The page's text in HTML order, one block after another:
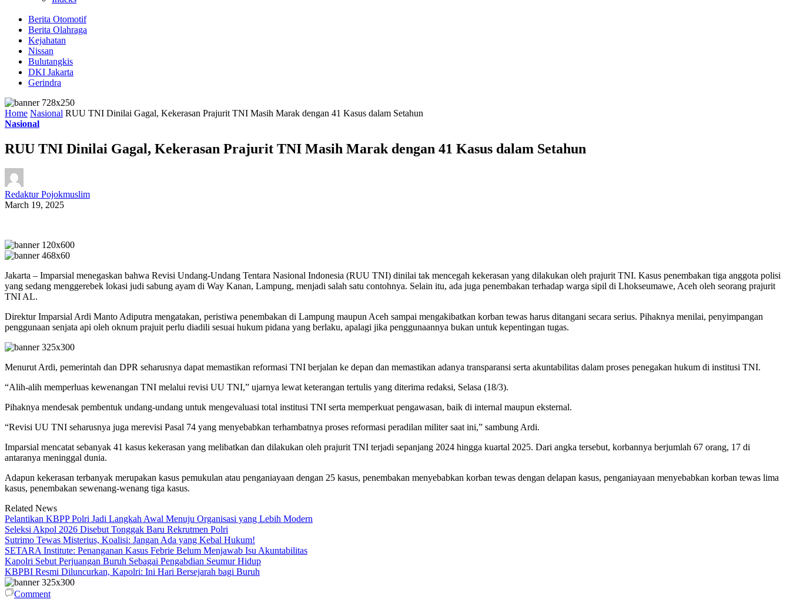
Berita Otomotif
Berita Olahraga
Kejahatan
Nissan
Bulutangkis
DKI Jakarta
Gerindra
Home Nasional RUU TNI Dinilai Gagal, Kekerasan Prajurit TNI Masih Marak dengan 41 Kasus dalam Setahun
Nasional
RUU TNI Dinilai Gagal, Kekerasan Prajurit TNI Masih Marak dengan 41 Kasus dalam Setahun
Redaktur Pojokmuslim
March 19, 2025
Jakarta – Imparsial menegaskan bahwa Revisi Undang-Undang Tentara Nasional Indonesia (RUU TNI) dinilai tak mencegah kekerasan yang dilakukan oleh prajurit TNI. Kasus penembakan tiga anggota polisi
yang sedang menggerebek lokasi judi sabung ayam di Way Kanan, Lampung, menjadi salah satu contohnya. Selain itu, ada juga penembakan terhadap warga sipil di Lhokseumawe, Aceh oleh seorang prajurit
TNI AL.
Direktur Imparsial Ardi Manto Adiputra mengatakan, peristiwa penembakan di Lampung maupun Aceh sampai mengakibatkan korban tewas harus ditangani secara serius. Pihaknya menilai, penyimpangan
penggunaan senjata api oleh oknum prajuit perlu diadili sesuai hukum pidana yang berlaku, apalagi jika penggunaannya bukan untuk kepentingan tugas.
Menurut Ardi, pemerintah dan DPR seharusnya dapat memastikan reformasi TNI berjalan ke depan dan memastikan adanya transparansi serta akuntabilitas dalam proses penegakan hukum di institusi TNI.
“Alih-alih memperluas kewenangan TNI melalui revisi UU TNI,” ujarnya lewat keterangan tertulis yang diterima redaksi, Selasa (18/3).
Pihaknya mendesak pembentuk undang-undang untuk mengevaluasi total institusi TNI serta memperkuat pengawasan, baik di internal maupun eksternal.
“Revisi UU TNI seharusnya juga merevisi Pasal 74 yang menyebabkan terhambatnya proses reformasi peradilan militer saat ini,” sambung Ardi.
Imparsial mencatat sebanyak 41 kasus kekerasan yang melibatkan dan dilakukan oleh prajurit TNI terjadi sepanjang 2024 hingga kuartal 2025. Dari angka tersebut, korbannya berjumlah 67 orang, 17 di
antaranya meninggal dunia.
Adapun kekerasan terbanyak merupakan kasus pemukulan atau penganiayaan dengan 25 kasus, penembakan menyebabkan korban tewas dengan delapan kasus, penganiayaan menyebabkan korban tewas lima
kasus, penembakan sewenang-wenang tiga kasus.
Related News
Pelantikan KBPP Polri Jadi Langkah Awal Menuju Organisasi yang Lebih Modern
Seleksi Akpol 2026 Disebut Tonggak Baru Rekrutmen Polri
Sutrimo Tewas Misterius, Koalisi: Jangan Ada yang Kebal Hukum!
SETARA Institute: Penanganan Kasus Febrie Belum Menjawab Isu Akuntabilitas
Kapolri Sebut Perjuangan Buruh Sebagai Pengabdian Seumur Hidup
KBPBI Resmi Diluncurkan, Kapolri: Ini Hari Bersejarah bagi Buruh
Comment